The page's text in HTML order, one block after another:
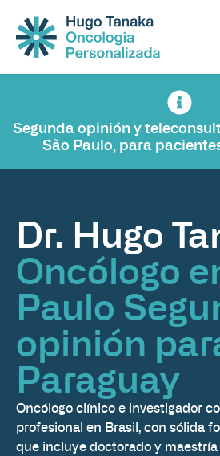
Segunda opinión y
São Paulo, para
Dr. Hugo
Oncólogo
Paulo
opinión
Paraguay
Oncólogo clínico e investigador
profesional en Brasil, con sólida
que incluye doctorado y